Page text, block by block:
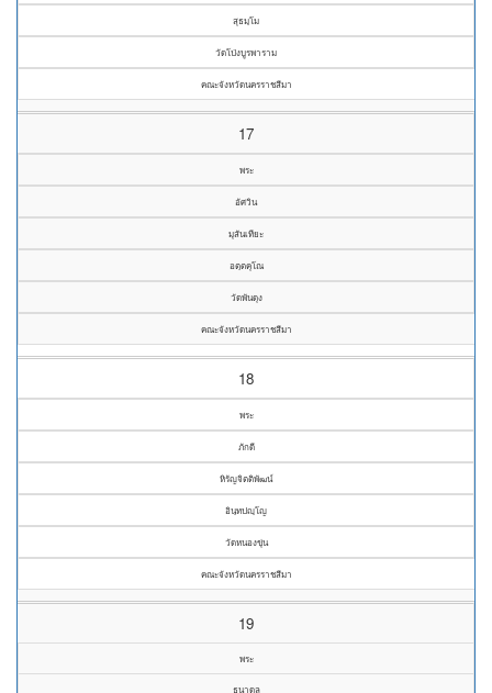
สุธมฺโม
วัดโป่งบูรพาราม
คณะจังหวัดนครราชสีมา
17
พระ
อัศวิน
มุสันเทียะ
อตฺตคุโณ
วัดพันดุง
คณะจังหวัดนครราชสีมา
18
พระ
ภักดี
หิรัญจิตติพัฒน์
อินฺทปญฺโญ
วัดหนองขุ่น
คณะจังหวัดนครราชสีมา
19
พระ
ธนาดล